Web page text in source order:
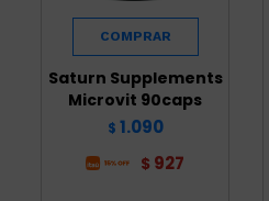
Saturn Supplements
Microvit 90caps
$ 1.090
$ 927